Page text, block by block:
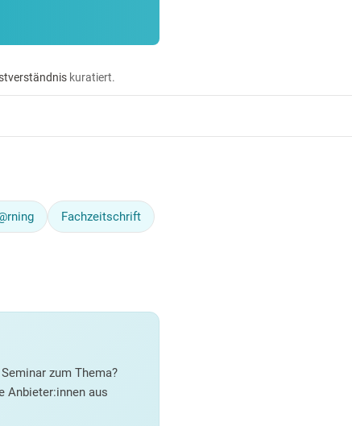
kuratiert.
Fachzeitschrift
zum Thema?
Anbieter:innen aus